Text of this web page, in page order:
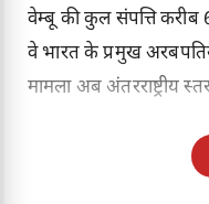
वेम्बू की कुल संपत्ति
वे भारत के प्रमुख
मामला अब अंतरराष्ट्रीय